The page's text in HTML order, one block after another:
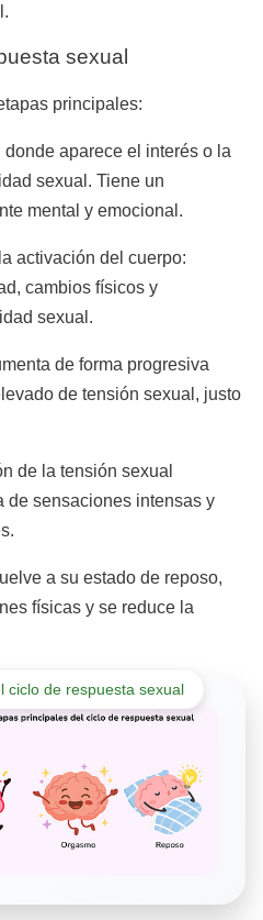
sexual
principales:
aparece el interés o la
sexual. Tiene un
mental y emocional.
activación del cuerpo:
cambios físicos y
sexual.
de forma progresiva
de tensión sexual, justo
de la tensión sexual
de sensaciones intensas y
a su estado de reposo,
físicas y se reduce la
ciclo de respuesta sexual